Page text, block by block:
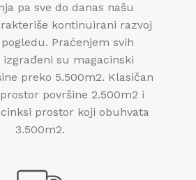
pa sve do danas našu
kontinuirani razvoj
Praćenjem svih
su magacinski
preko 5.500m2. Klasičan
površine 2.500m2 i
prostor koji obuhvata
3.500m2.